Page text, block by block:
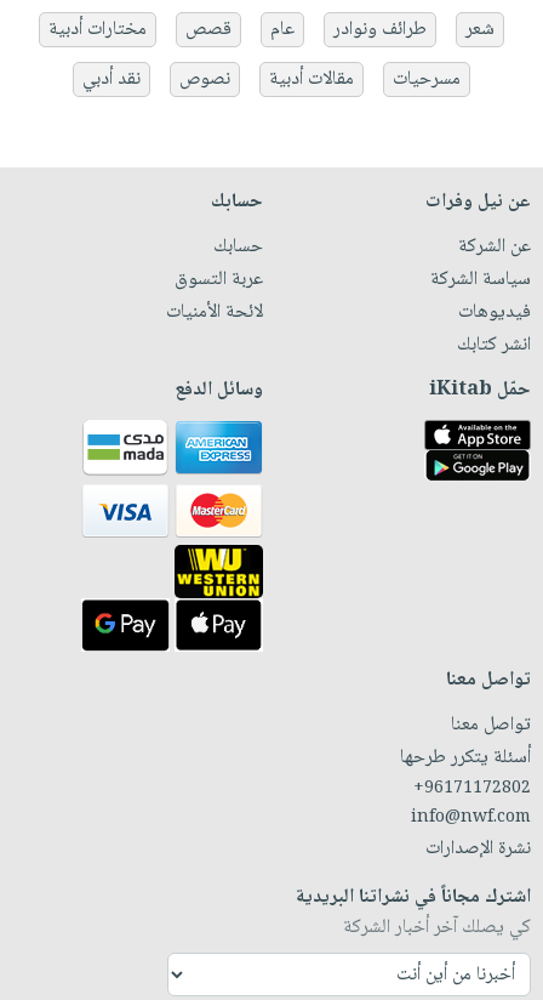
شعر
طرائف ونوادر عام قصص
مختارات أدبية
مسرحيات
مقالات أدبية نصوص نقد أدبي
عن نيل وفرات
عن الشركة
سياسة الشركة
فيديوهات
انشر كتابك
حسابك
حسابك
عربة التسوق
لائحة الأمنيات
حمّل iKitab وسائل الدفع
تواصل معنا
تواصل معنا
أسئلة يتكرر طرحها
+96171172802
info@nwf.com
نشرة الإصدارات
اشترك مجاناً في نشراتنا البريدية
كي يصلك آخر أخبار الشركة